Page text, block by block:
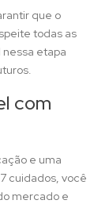
que o
todas as
etapa
com
e uma
cuidados, você
mercado e